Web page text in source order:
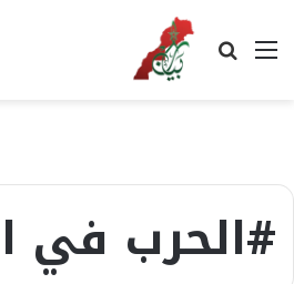
القائمة بحث
#الحرب في